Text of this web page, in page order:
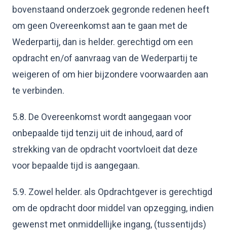
bovenstaand onderzoek gegronde redenen heeft
om geen Overeenkomst aan te gaan met de
Wederpartij, dan is helder. gerechtigd om een
opdracht en/of aanvraag van de Wederpartij te
weigeren of om hier bijzondere voorwaarden aan
te verbinden.
5.8. De Overeenkomst wordt aangegaan voor
onbepaalde tijd tenzij uit de inhoud, aard of
strekking van de opdracht voortvloeit dat deze
voor bepaalde tijd is aangegaan.
5.9. Zowel helder. als Opdrachtgever is gerechtigd
om de opdracht door middel van opzegging, indien
gewenst met onmiddellijke ingang, (tussentijds)